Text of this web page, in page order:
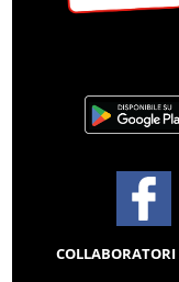
COLLABORATORI